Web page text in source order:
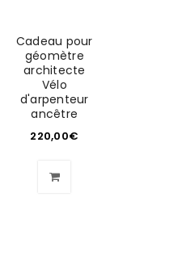
Cadeau pour
géomètre
architecte
Vélo
d'arpenteur
ancêtre
220,00€